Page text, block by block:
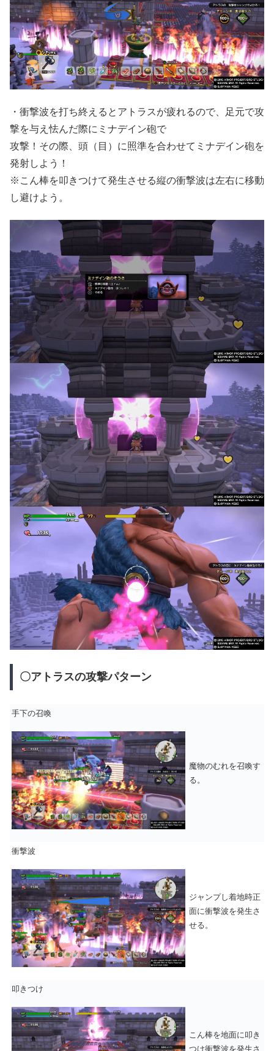
・衝撃波を打ち終えるとアトラスが疲れるので、足元で攻
撃を与え怯んだ際にミナデイン砲で
攻撃！その際、頭（目）に照準を合わせてミナデイン砲を
発射しよう！
※こん棒を叩きつけて発生させる縦の衝撃波は左右に移動
し避けよう。
〇アトラスの攻撃パターン
手下の召喚
魔物のむれを召喚す
る。
衝撃波
ジャンプし着地時正
面に衝撃波を発生さ
せる。
叩きつけ
こん棒を地面に叩き
つけ衝撃波を発生さ